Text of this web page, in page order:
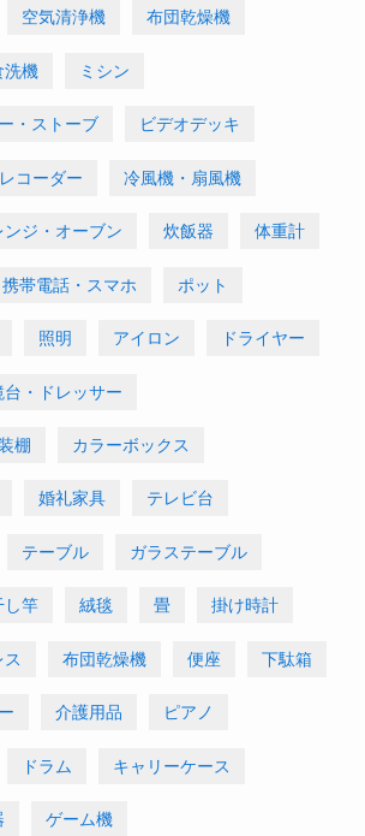
空気清浄機 布団乾燥機
洗機 ミシン
・ストーブ ビデオデッキ
コーダー 冷風機・扇風機
ンジ・オーブン 炊飯器 体重計
携帯電話・スマホ ポット
照明 アイロン ドライヤー
台・ドレッサー
棚 カラーボックス
婚礼家具 テレビ台
テーブル ガラステーブル
し竿 絨毯 畳 掛け時計
ス 布団乾燥機 便座 下駄箱
介護用品 ピアノ
ドラム キャリーケース
ゲーム機